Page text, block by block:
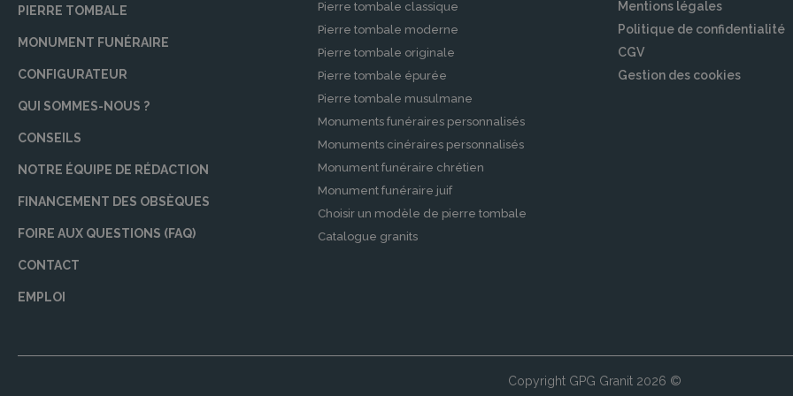
Contrats de prévoyance obsèques
Pour ceux qui souhaitent alléger la charge de leurs proches, le contrat de prévoyance obsèques
COEX proposent des contrats obsèques personnalisés, vous permettant de prévoir et de financer
Démarches après un Décès à COEX
Les démarches administratives après un décès peuvent s’avérer complexes et éprouvantes. Nos
Accompagnement dans les démarches administratives
guident et vous accompagnent pour que vous puissiez vous concentrer sur votre deuil et vos
Obtention de l’acte de décès
autorités compétentes.
PIERRE TOMBALE
MONUMENT FUNÉRAIRE
CONFIGURATEUR
QUI SOMMES-NOUS ?
CONSEILS
NOTRE ÉQUIPE DE RÉDACTION
FINANCEMENT DES OBSÈQUES
FOIRE AUX QUESTIONS (FAQ)
CONTACT
EMPLOI
Pierre tombale classique
Pierre tombale moderne
Pierre tombale originale
Pierre tombale épurée
Pierre tombale musulmane
Monuments funéraires personnalisés
Monuments cinéraires personnalisés
Monument funéraire chrétien
Monument funéraire juif
Choisir un modèle de pierre tombale
Catalogue granits
Mentions légales
Politique de confidentialité
CGV
Gestion des cookies
Copyright GPG Granit 2026 ©